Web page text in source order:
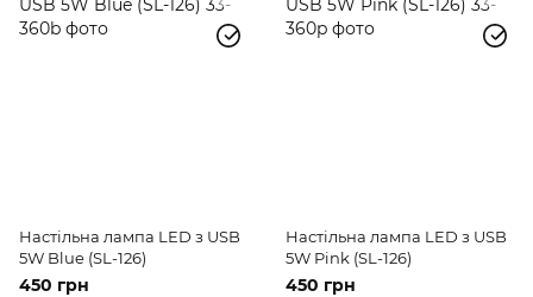
Настільна лампа LED з USB
5W Blue (SL-126)
450 грн
Настільна лампа LED з USB
5W Pink (SL-126)
450 грн